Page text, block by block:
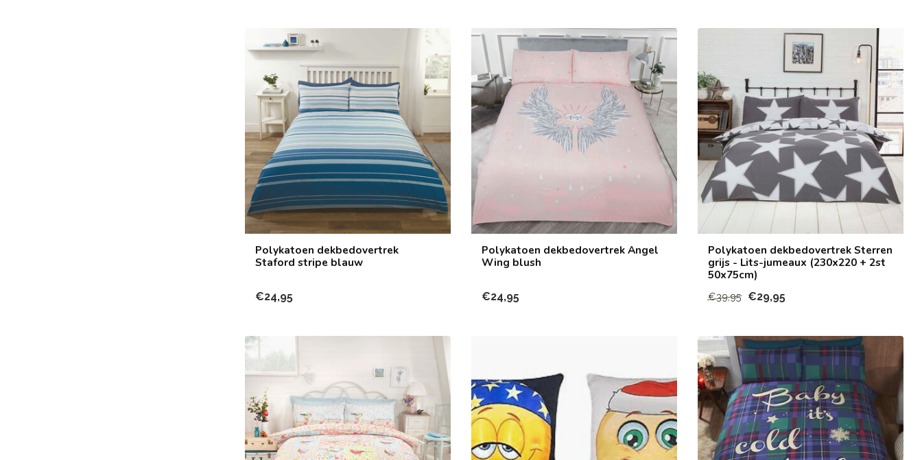
Polykatoen dekbedovertrek
Staford stripe blauw
€24,95
Polykatoen dekbedovertrek Angel
Wing blush
€24,95
Polykatoen dekbedovertrek Sterren
grijs - Lits-jumeaux (230x220 + 2st
50x75cm)
€39,95 €29,95